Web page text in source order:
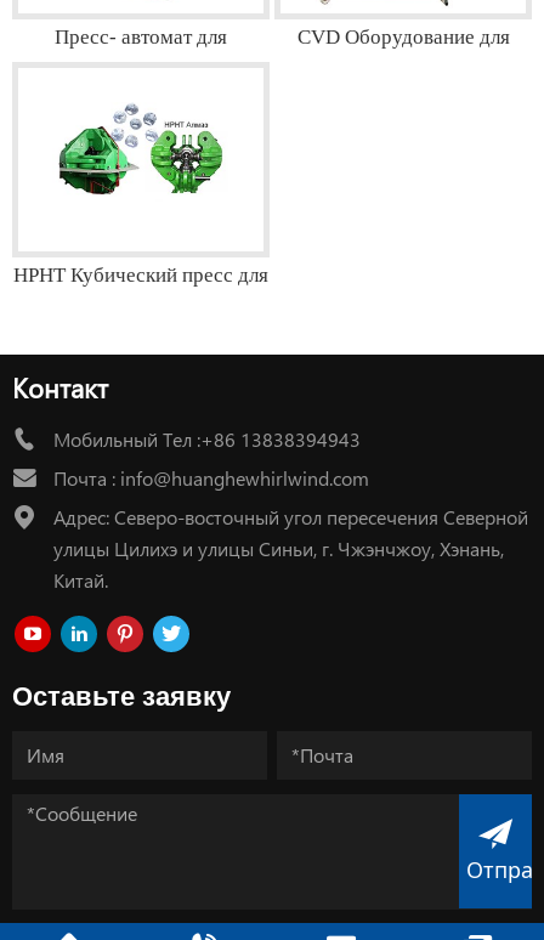
Пресс- автомат для
порошковой металлургии
CVD Оборудование для
HPHT Кубический пресс для
гидравлическая машина
Контакт
Мобильный Тел :+86 13838394943
Почта : info@huanghewhirlwind.com
Адрес: Северо-восточный угол пересечения Северной
улицы Цилихэ и улицы Синьи, г. Чжэнчжоу, Хэнань,
Китай.
Оставьте заявку